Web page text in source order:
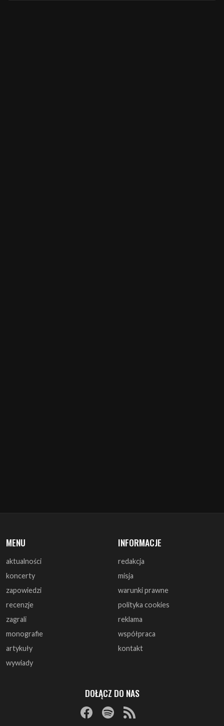
aktualności
zapowiedzi
recenzje
zagrali
monografie
artykuły
wywiady
redakcja
warunki prawne
polityka cookies
reklama
współpraca
kontakt
DOŁĄCZ DO NAS
© 1997 - 2025 ArtRock.pl - Wszelkie prawa zastrzeżone.